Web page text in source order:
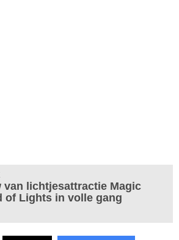
van lichtjesattractie Magic
of Lights in volle gang